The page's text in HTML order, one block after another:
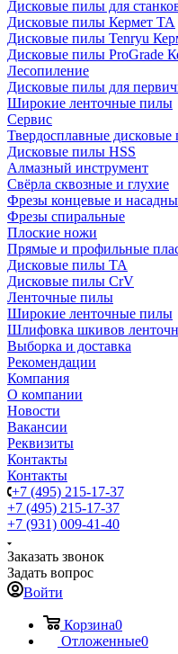
Дисковые пилы для
Дисковые пилы Кермет ТА
Дисковые пилы Tenryu
Дисковые пилы ProGrade
Лесопиление
Дисковые пилы для
Широкие ленточные пилы
Сервис
Твердосплавные
Дисковые пилы HSS
Алмазный инструмент
Свёрла сквозные и глухие
Фрезы концевые и
Фрезы спиральные
Плоские ножи
Прямые и профильные
Дисковые пилы TA
Дисковые пилы CrV
Ленточные пилы
Широкие ленточные пилы
Шлифовка шкивов
Выборка и доставка
Рекомендации
Компания
О компании
Новости
Вакансии
Реквизиты
Контакты
Контакты
+7 (495) 215-17-37
+7 (495) 215-17-37
+7 (931) 009-41-40
Заказать звонок
Задать вопрос
Войти
Корзина0
Отложенные0